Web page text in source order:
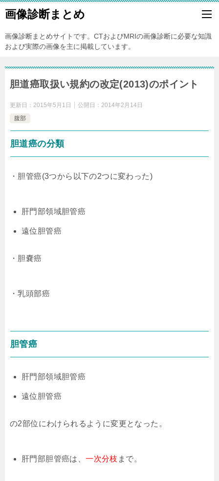
画像診断まとめ
画像診断まとめサイトです。CTおよびMRIの画像診断に必要な知識
および実際の画像を主に掲載しています。
胆道癌取扱い規約の改定(2013)のポイント
更新日： 2015年5月1日 公開日： 2014年2月14日
腹部
胆道癌の分類
・胆管癌(3つから以下の2つに変わった)
肝門部領域胆管癌
遠位胆管癌
・胆嚢癌
・乳頭部癌
胆管癌
肝門部領域胆管癌
遠位胆管癌
の2部位にわけられるように変更となった。
肝門部胆管癌は、一次分枝 まで。